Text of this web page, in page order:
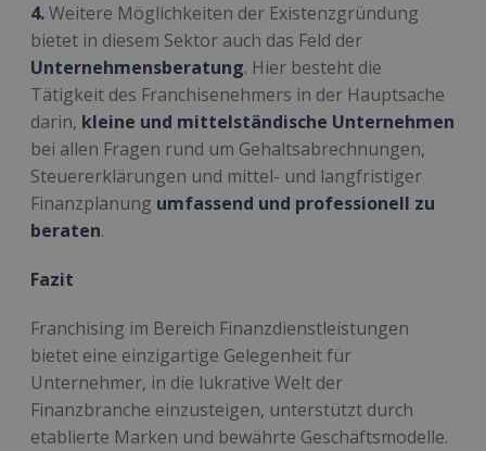
4.Weitere Möglichkeiten der Existenzgründung
bietet in diesem Sektor auch das Feld der
Unternehmensberatung. Hier besteht die
Tätigkeit des Franchisenehmers in der Hauptsache
darin, kleine und mittelständische Unternehmen
bei allen Fragen rund um Gehaltsabrechnungen,
Steuererklärungen und mittel- und langfristiger
Finanzplanung umfassend und professionell zu
beraten.
Fazit
Franchising im Bereich Finanzdienstleistungen
bietet eine einzigartige Gelegenheit für
Unternehmer, in die lukrative Welt der
Finanzbranche einzusteigen, unterstützt durch
etablierte Marken und bewährte Geschäftsmodelle.